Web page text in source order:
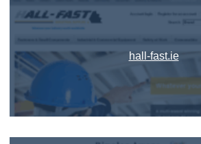
hall-fast.ie